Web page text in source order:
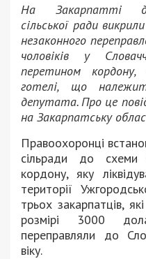
На Закарпатті
сільської ради
незаконного
чоловіків у
перетином кордону,
готелі, що
депутата. Про це
на Закарпатську
Правоохоронці
сільради до схеми
кордону, яку
території
трьох закарпатців,
розмірі 3000
переправляли до
віку.